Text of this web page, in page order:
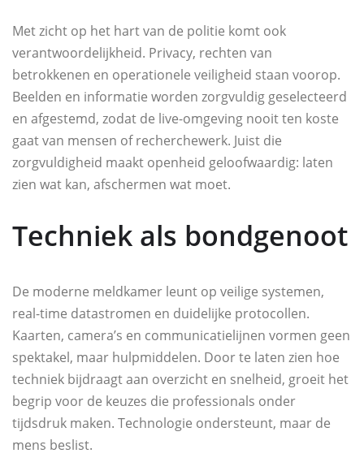
Met zicht op het hart van de politie komt ook
verantwoordelijkheid. Privacy, rechten van
betrokkenen en operationele veiligheid staan voorop.
Beelden en informatie worden zorgvuldig geselecteerd
en afgestemd, zodat de live-omgeving nooit ten koste
gaat van mensen of recherchewerk. Juist die
zorgvuldigheid maakt openheid geloofwaardig: laten
zien wat kan, afschermen wat moet.
Techniek als bondgenoot
De moderne meldkamer leunt op veilige systemen,
real-time datastromen en duidelijke protocollen.
Kaarten, camera’s en communicatielijnen vormen geen
spektakel, maar hulpmiddelen. Door te laten zien hoe
techniek bijdraagt aan overzicht en snelheid, groeit het
begrip voor de keuzes die professionals onder
tijdsdruk maken. Technologie ondersteunt, maar de
mens beslist.